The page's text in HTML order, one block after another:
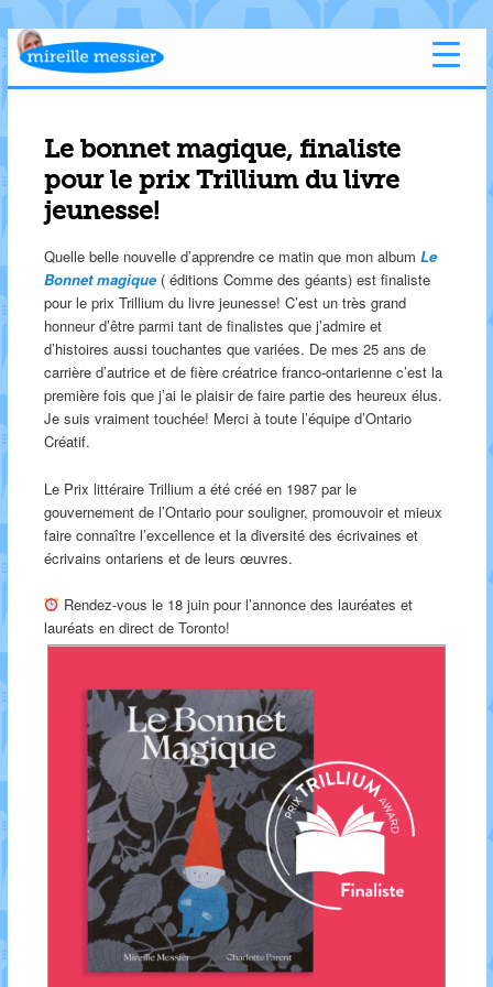
Le bonnet magique, finaliste
pour le prix Trillium du livre
jeunesse!
Quelle belle nouvelle d’apprendre ce matin que mon album Le
Bonnet magique( éditions Comme des géants) est finaliste
pour le prix Trillium du livre jeunesse! C’est un très grand
honneur d’être parmi tant de finalistes que j’admire et
d’histoires aussi touchantes que variées. De mes 25 ans de
carrière d’autrice et de fière créatrice franco-ontarienne c’est la
première fois que j’ai le plaisir de faire partie des heureux élus.
Je suis vraiment touchée! Merci à toute l’équipe d’Ontario
Créatif.
Le Prix littéraire Trillium a été créé en 1987 par le
gouvernement de l’Ontario pour souligner, promouvoir et mieux
faire connaître l’excellence et la diversité des écrivaines et
écrivains ontariens et de leurs œuvres.
Rendez-vous le 18 juin pour l’annonce des lauréates et
lauréats en direct de Toronto!